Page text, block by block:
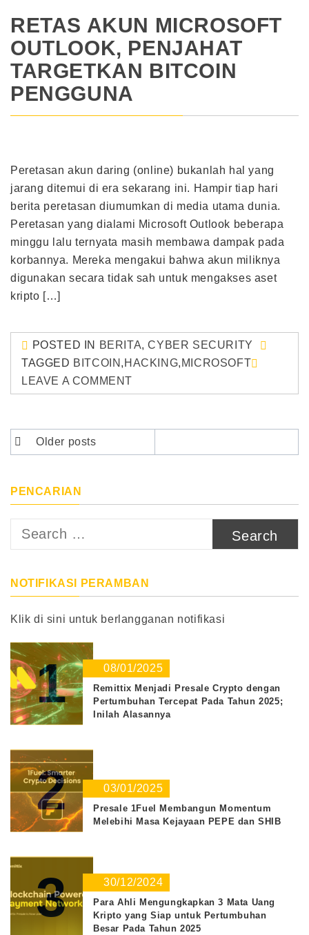
RETAS AKUN MICROSOFT
OUTLOOK, PENJAHAT
TARGETKAN BITCOIN
PENGGUNA
Peretasan akun daring (online) bukanlah hal yang
jarang ditemui di era sekarang ini. Hampir tiap hari
berita peretasan diumumkan di media utama dunia.
Peretasan yang dialami Microsoft Outlook beberapa
minggu lalu ternyata masih membawa dampak pada
korbannya. Mereka mengakui bahwa akun miliknya
digunakan secara tidak sah untuk mengakses aset
kripto […]
POSTED IN BERITA,CYBER SECURITY
TAGGED BITCOIN , HACKING, MICROSOFT
LEAVE A COMMENT
Posts
Older posts
PENCARIAN
Search
NOTIFIKASI PERAMBAN
Klik di sini untuk berlangganan notifikasi
1 08/01/2025
Remittix Menjadi Presale Crypto dengan
Pertumbuhan Tercepat Pada Tahun 2025;
Inilah Alasannya
2 03/01/2025
Presale 1Fuel Membangun Momentum
Melebihi Masa Kejayaan PEPE dan SHIB
3 30/12/2024
Para Ahli Mengungkapkan 3 Mata Uang
Kripto yang Siap untuk Pertumbuhan
Besar Pada Tahun 2025